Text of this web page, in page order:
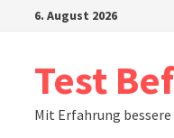
6. August 2026
Test
Mit Erfahrung